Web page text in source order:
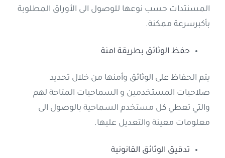
المسنتدات حسب نوعها للوصول الى الأوراق المطلوبة
بأكبرسرعة ممكنة.
حفظ الوثائق بطريقة امنة
يتم الحفاظ على الوثائق وأمنها من خلال تحديد
صلاحيات المستخدمين و السماحيات المتاحة لهم
والتي تعطي كل مستخدم السماحية بالوصول الى
معلومات معينة والتعديل عليها.
تدقيق الوثائق القانونية